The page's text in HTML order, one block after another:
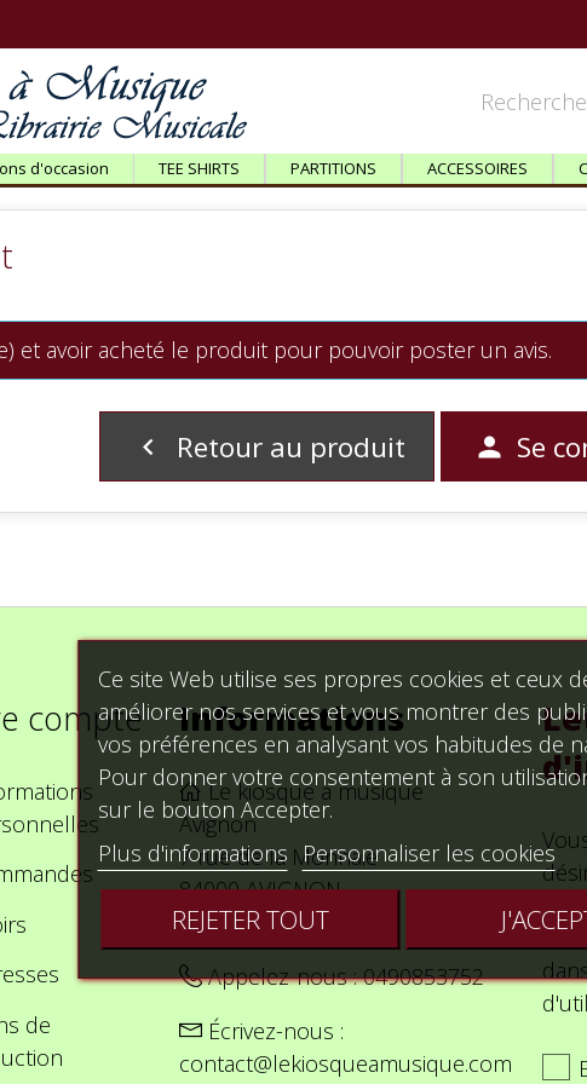
d'occasion TEE SHIRTS PARTITIONS ACCESSOIRES
et avoir acheté le produit pour pouvoir poster un avis.
 Retour au produit  Se
compte
de
Informations
Le kiosque a musique
Avignon
7 rue de la Monnaie
84000 AVIGNON
France Métropolitaine
Appelez-nous :0490853752
Écrivez-nous :
contact@lekiosqueamusique.com
nos
Ce site Web utilise ses propres cookies et ceux
améliorer nos services et vous montrer des
vos préférences en analysant vos habitudes de
Pour donner votre consentement à son
sur le bouton Accepter.
Plus d'informations Personnaliser les cookies
REJETER TOUT